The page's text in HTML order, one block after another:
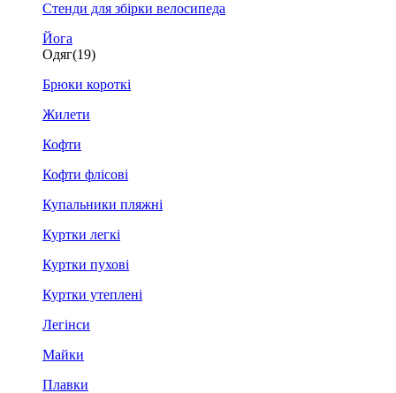
Стенди для збірки велосипеда
Йога
Одяг(19)
Брюки короткі
Жилети
Кофти
Кофти флісові
Купальники пляжні
Куртки легкі
Куртки пухові
Куртки утеплені
Легінси
Майки
Плавки